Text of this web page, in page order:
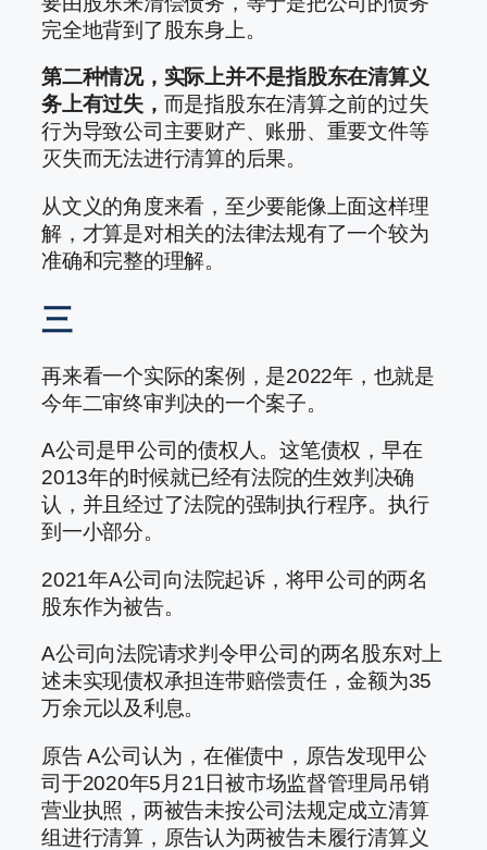
完全地背到了股东身上。
第二种情况，实际上并不是指股东在清算义
务上有过失， 而是指股东在清算之前的过失
行为导致公司主要财产、账册、重要文件等
灭失而无法进行清算的后果。
从文义的角度来看，至少要能像上面这样理
解，才算是对相关的法律法规有了一个较为
准确和完整的理解。
三
再来看一个实际的案例，是2022年，也就是
今年二审终审判决的一个案子。
A公司是甲公司的债权人。这笔债权，早在
2013年的时候就已经有法院的生效判决确
认，并且经过了法院的强制执行程序。执行
到一小部分。
2021年A公司向法院起诉，将甲公司的两名
股东作为被告。
A公司向法院请求判令甲公司的两名股东对上
述未实现债权承担连带赔偿责任，金额为35
万余元以及利息。
原告 A公司认为，在催债中，原告发现甲公
司于2020年5月21日被市场监督管理局吊销
营业执照，两被告未按公司法规定成立清算
组进行清算，原告认为两被告未履行清算义